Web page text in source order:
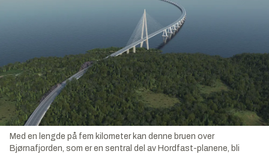
Med en lengde på fem kilometer kan denne bruen over
Bjørnafjorden, som er en sentral del av Hordfast-planene, bli